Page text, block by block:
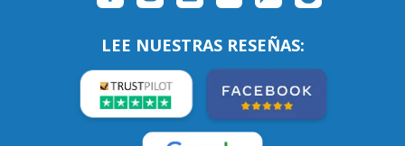
LEE NUESTRAS RESEÑAS: